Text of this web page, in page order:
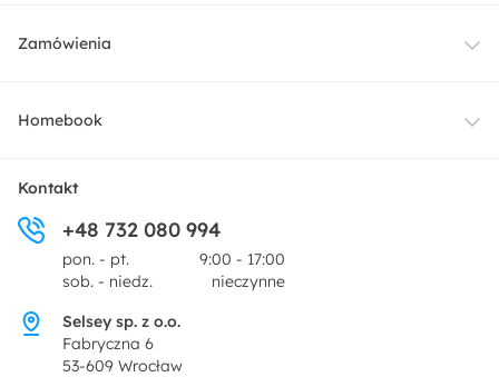
Meble
Dekoracje i akcesoria
Promocje
Zamówienia
Dostawa
Zwroty
Pytania i odpowiedzi
Homebook
O nas
Centrum prasowe
Regulamin
Kontakt
+48 732 080 994
pon. - pt.
9:00 - 17:00
sob. - niedz.
nieczynne
Selsey sp. z o.o.
Fabryczna 6
53-609 Wrocław